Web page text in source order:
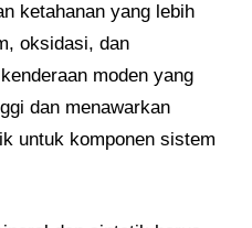
ketahanan yang lebih
oksidasi, dan
moden yang
dan menawarkan
untuk komponen sistem